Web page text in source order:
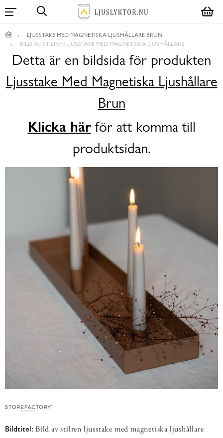
LJUSSTAKE MED MAGNETISKA LJUSHÅLLARE BRUN
BILD AV STILREN LJUSSTAKE MED MAGNETISKA LJUSHÅLLARE
Detta är en bildsida för produkten
Ljusstake Med Magnetiska Ljushållare
Brun
Klicka härför att komma till
produktsidan.
Bildtitel: Bild av stilren ljusstake med magnetiska ljushållare